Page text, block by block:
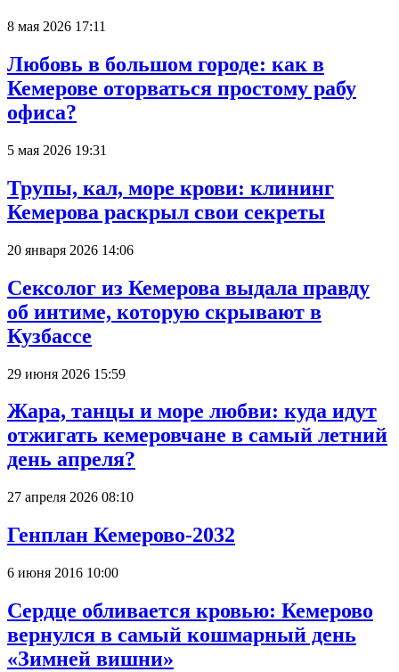
8 мая 2026 17:11
Любовь в большом городе: как в
Кемерове оторваться простому рабу
офиса?
5 мая 2026 19:31
Трупы, кал, море крови: клининг
Кемерова раскрыл свои секреты
20 января 2026 14:06
Сексолог из Кемерова выдала правду
об интиме, которую скрывают в
Кузбассе
29 июня 2026 15:59
Жара, танцы и море любви: куда идут
отжигать кемеровчане в самый летний
день апреля?
27 апреля 2026 08:10
Генплан Кемерово-2032
6 июня 2016 10:00
Сердце обливается кровью: Кемерово
вернулся в самый кошмарный день
«Зимней вишни»